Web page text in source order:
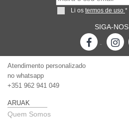
Li os termos de uso *
SIGA-NOS
-
Atendimento personalizado
no whatsapp
+351 962 941 049
ARUAK
Quem Somos